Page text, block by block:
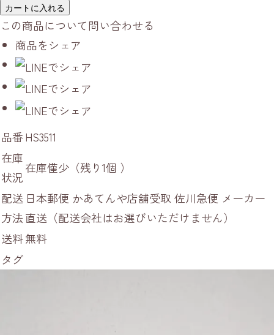
カートに入れる
この商品について問い合わせる
商品をシェア
品番HS3511
在庫
状況
在庫僅少（残り1個 ）
配送
方法
日本郵便 かあてんや店舗受取 佐川急便 メーカー
直送（配送会社はお選びいただけません）
送料無料
タグ